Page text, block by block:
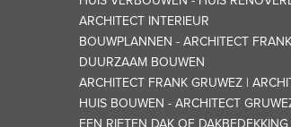
ARCHITECT INTERIEUR
BOUWPLANNEN - ARCHITECT
DUURZAAM BOUWEN
ARCHITECT FRANK GRUWEZ |
HUIS BOUWEN - ARCHITECT
EEN RIETEN DAK OF